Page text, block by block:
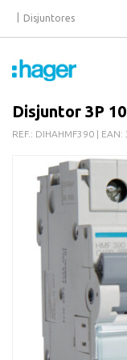
Disjuntores
Disjuntor 3P
REF.: DIHAHMF390 | EAN: